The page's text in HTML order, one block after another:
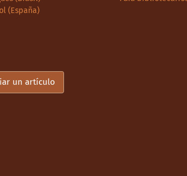
(España)
un artículo